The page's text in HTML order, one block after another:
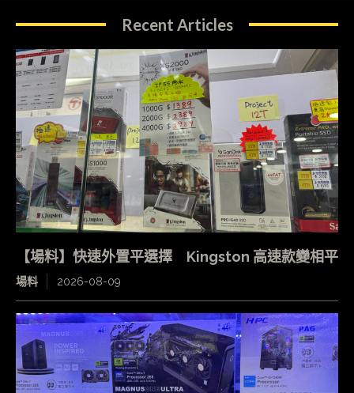
Recent Articles
【場料】快速外置平選擇 Kingston 高速款變相平
場料 2026-08-09